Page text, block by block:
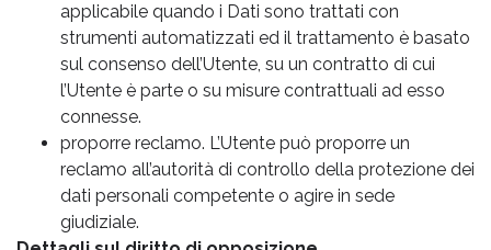
applicabile quando i Dati sono trattati con
strumenti automatizzati ed il trattamento è basato
sul consenso dell’Utente, su un contratto di cui
l’Utente è parte o su misure contrattuali ad esso
connesse.
proporre reclamo. L’Utente può proporre un
reclamo all’autorità di controllo della protezione dei
dati personali competente o agire in sede
giudiziale.